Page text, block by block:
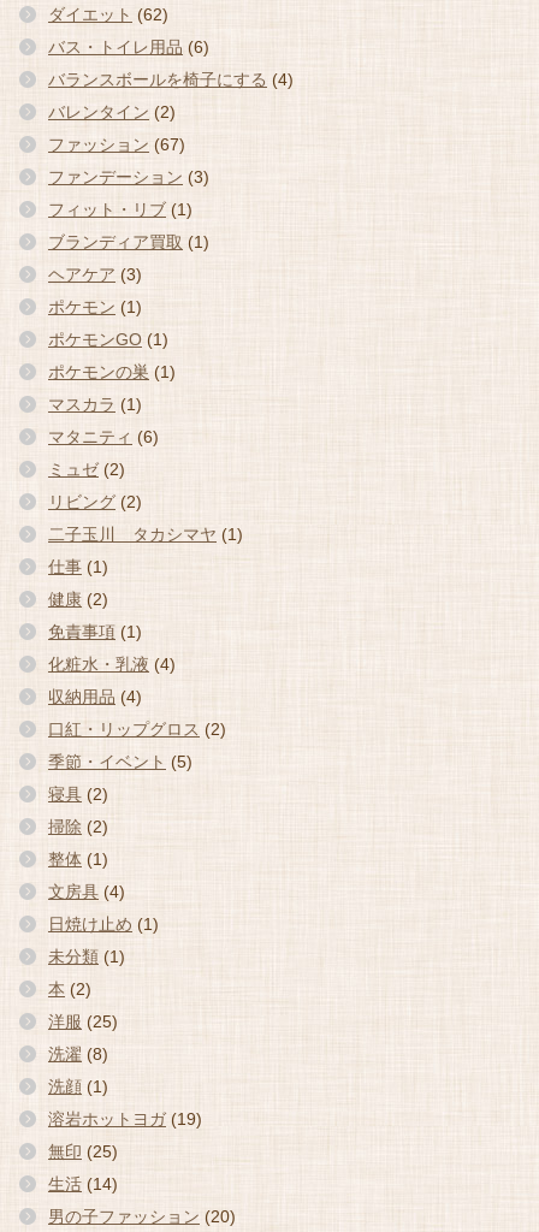
ダイエット (62)
バス・トイレ用品 (6)
バランスボールを椅子にする (4)
バレンタイン (2)
ファッション (67)
ファンデーション (3)
フィット・リブ(1)
ブランディア買取 (1)
ヘアケア (3)
ポケモン (1)
ポケモンGO (1)
ポケモンの巣 (1)
マスカラ (1)
マタニティ (6)
ミュゼ(2)
リビング (2)
二子玉川 タカシマヤ (1)
仕事 (1)
健康 (2)
免責事項 (1)
化粧水・乳液 (4)
収納用品 (4)
口紅・リップグロス (2)
季節・イベント (5)
寝具 (2)
掃除 (2)
整体 (1)
文房具 (4)
日焼け止め (1)
未分類 (1)
本 (2)
洋服 (25)
洗濯 (8)
洗顔 (1)
溶岩ホットヨガ(19)
無印 (25)
生活 (14)
男の子ファッション (20)